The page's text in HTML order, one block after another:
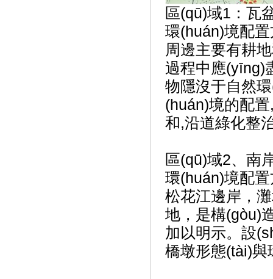
區(qū)域1：瓦盆
環(huán)境配
周邊主要有耕地
過程中應(yīng)盡
物隱沒于自然環
(huán)境的配
和,沿道綠化整
區(qū)域2、
環(huán)境配
松花江邊岸，
地，是構(gòu)
加以明示。設
橋墩形態(tài)與